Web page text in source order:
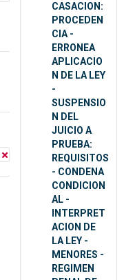
CASACION:
PROCEDEN
CIA -
ERRONEA
APLICACIO
N DE LA LEY
-
SUSPENSIO
N DEL
JUICIO A
PRUEBA:
REQUISITOS
- CONDENA
CONDICION
AL -
INTERPRET
ACION DE
LA LEY -
MENORES -
REGIMEN